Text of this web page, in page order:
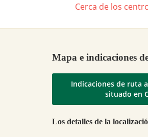
Cerca de los
Mapa e indicaciones
Indicaciones de ruta a
situado en
Los detalles de la